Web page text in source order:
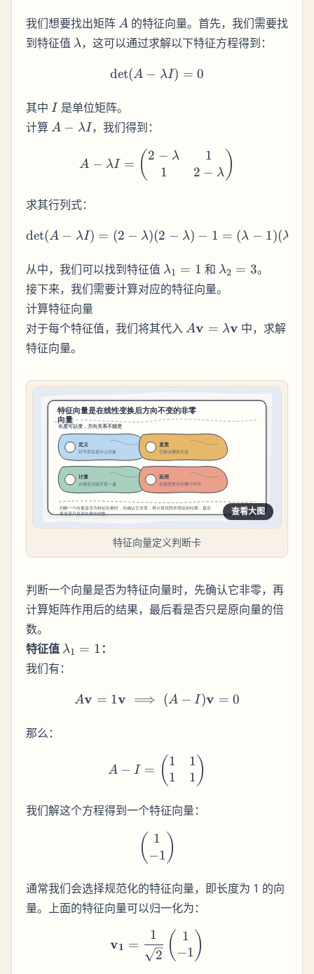
我们想要找出矩阵 A
A 的特征向量。首先，我们需要找
到特征值 \lambda
λ，这可以通过求解以下特征方程得到：
\text{det}(A - \lambda I)
det(A − λI) = 0
其中 I
I是单位矩阵。
计算 A -
A − λI，我们得到：
A - \lambda I =
A − λI = ( 2 − λ
1
1
2 − λ )
求其行列式：
\text{det}(A - \lambda
det(A − λI) = (2 − λ)(2 − λ) − 1 = (λ − 1)(λ
从中，我们可以找到特征值 \lambda_1
= 1
λ1 = 1 和 \lambda_2
λ2 = 3。
接下来，我们需要计算对应的特征向量。
计算特征向量
对于每个特征值，我们将其代入 A
Av = λv 中，求解
特征向量。
查看大图
特征向量定义判断卡
判断一个向量是否为特征向量时，先确认它非零，再
计算矩阵作用后的结果，最后看是否只是原向量的倍
数。
特征值 \lambda_1
= 1
λ1 = 1 ：
我们有：
A \mathbf{v} = 1
Av = 1v ⟹ (A − I)v = 0
那么：
A - I = \begin{pmatrix}
A − I = ( 1
1
1
1 )
我们解这个方程得到一个特征向量：
\begin{pmatrix} 1 \\ -1
( 1
−1 )
通常我们会选择规范化的特征向量，即长度为 1 的向
量。上面的特征向量可以归一化为：
\mathbf{v_1} =
v1 =
2
1 ( 1
−1 )